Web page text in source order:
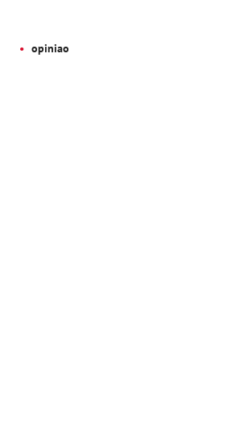
opiniao